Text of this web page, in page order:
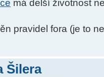
má delší životnost
pravidel fora (je to
Šilera